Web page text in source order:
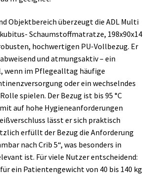
Objektbereich überzeugt die ADL Multi
Schaumstoffmatratze, 198x90x14
hochwertigen PU-Vollbezug. Er
und atmungsaktiv – ein
wenn im Pflegealltag häufige
oder ein wechselndes
spielen. Der Bezug ist bis 95 °C
auf hohe Hygieneanforderungen
lässt er sich praktisch
erfüllt der Bezug die Anforderung
nach Crib 5“, was besonders in
ist. Für viele Nutzer entscheidend:
ein Patientengewicht von 40 bis 140 kg